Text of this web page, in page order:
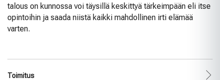
talous on kunnossa voi täysillä keskittyä tärkeimpään eli itse
opintoihin ja saada niistä kaikki mahdollinen irti elämää
varten.
Toimitus